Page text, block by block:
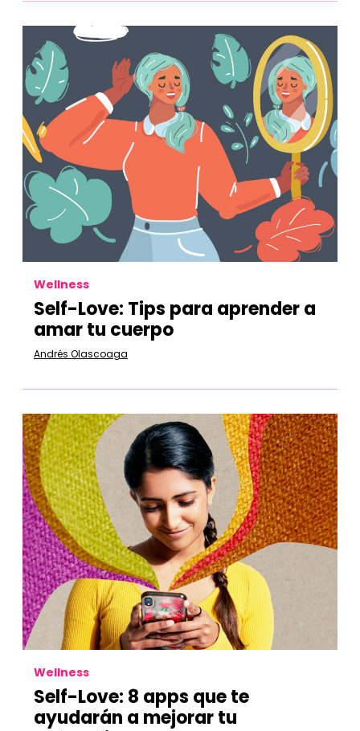
Wellness
Self-Love: Tips para aprender a
amar tu cuerpo
Andrés Olascoaga
Wellness
Self-Love: 8 apps que te
ayudarán a mejorar tu